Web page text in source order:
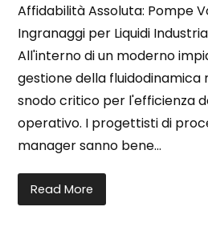
Affidabilità Assoluta: Pompe
Ingranaggi per Liquidi
All'interno di un moderno
gestione della
snodo critico per l'efficienza
operativo. I progettisti di
manager sanno bene…
Read More